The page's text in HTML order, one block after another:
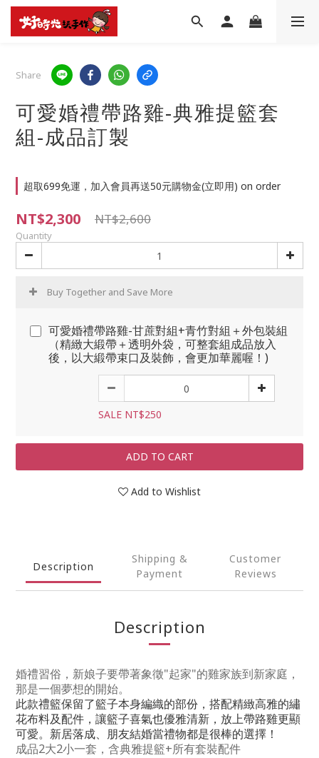
Share
可愛婚禮帶路雞-典雅提籃套
組-成品訂製
超取699免運，加入會員再送50元購物金(立即用) on order
NT$2,300 NT$2,600
Quantity
Buy Together and Save More
可愛婚禮帶路雞-甘蔗對組+青竹對組＋外包裝組
（精緻大緞帶＋透明外袋，可整套組成品放入
後，以大緞帶束口及裝飾，會更加華麗喔！)
SALE NT$250
ADD TO CART
Add to Wishlist
Description
Shipping &
Payment
Customer
Reviews
Description
婚禮習俗，新娘子要帶著象徵"起家"的雞家族到新家庭，
那是一個夢想的開始。
此款禮籃保留了籃子本身編織的部份，搭配精緻高雅的繡
花布料及配件，讓籃子喜氣也優雅清新，放上帶路雞更顯
可愛。 新居落成、朋友結婚當禮物都是很棒的選擇！
成品2大2小一套，含典雅提籃+所有套裝配件